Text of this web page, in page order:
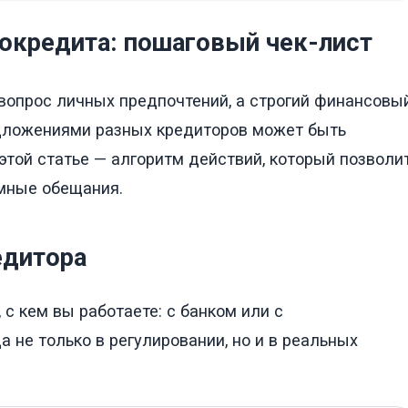
пошаговый чек-лист
личных предпочтений, а строгий
разных кредиторов может быть
статье — алгоритм действий, который
обещания.
кем вы работаете: с банком или с
не только в регулировании, но и в реальных